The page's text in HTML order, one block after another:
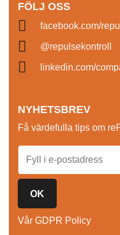
FÖLJ OSS
facebook.com/
@repulsekontroll
linkedin.com/
NYHETSBREV
Få värdefulla tips om
OK
Vår GDPR Policy